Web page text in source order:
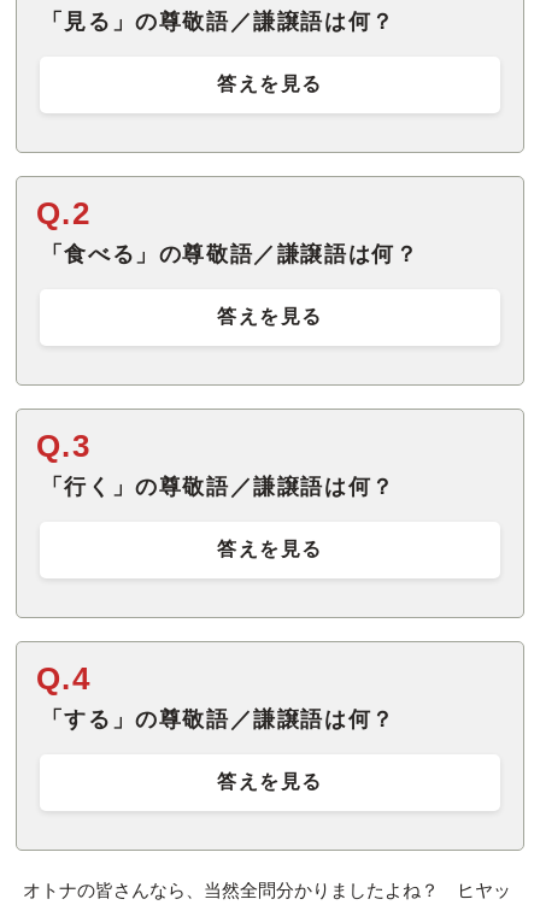
「見る」の尊敬語／謙譲語は何？
答えを見る
Q.2
「食べる」の尊敬語／謙譲語は何？
答えを見る
Q.3
「行く」の尊敬語／謙譲語は何？
答えを見る
Q.4
「する」の尊敬語／謙譲語は何？
答えを見る
オトナの皆さんなら、当然全問分かりましたよね？ ヒヤッ